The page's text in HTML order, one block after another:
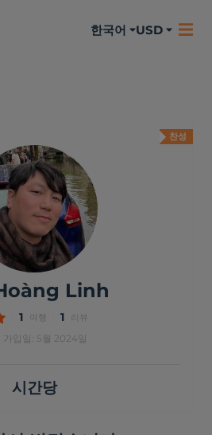
한국어 USD
찬성
Linh
1 여행 1 리뷰
가입일: 5월 2024일
시간당